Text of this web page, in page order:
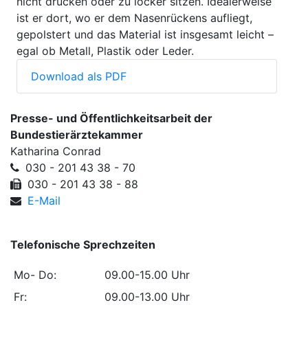
ist er dort, wo er dem Nasenrückens aufliegt,
gepolstert und das Material ist insgesamt leicht –
egal ob Metall, Plastik oder Leder.
Download als PDF
Presse- und Öffentlichkeitsarbeit der
Bundestierärztekammer
Katharina Conrad
030 - 201 43 38 - 70
030 - 201 43 38 - 88
E-Mail
Telefonische Sprechzeiten
Mo- Do:
09.00-15.00 Uhr
Fr:
09.00-13.00 Uhr